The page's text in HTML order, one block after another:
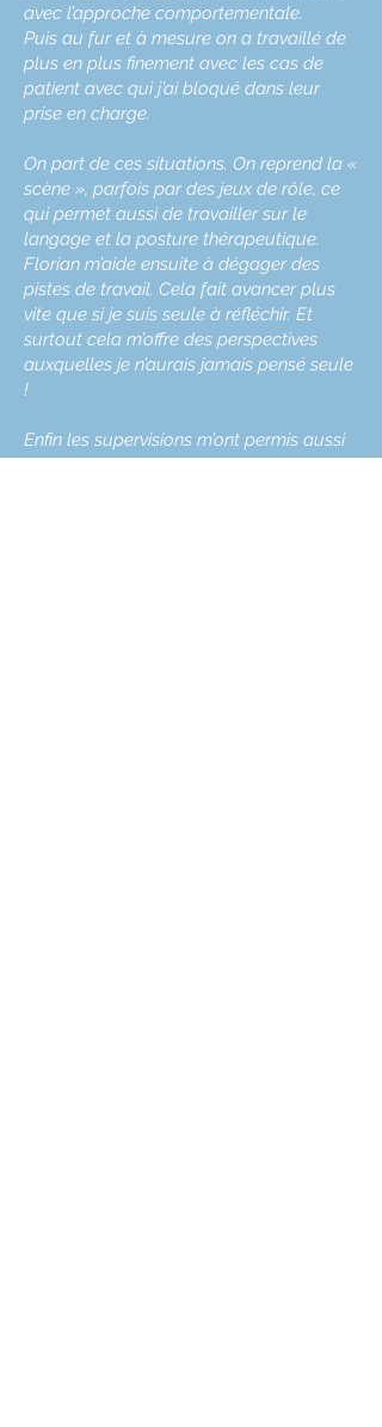
avec l’approche comportementale.
Puis au fur et à mesure on a travaillé de
plus en plus finement avec les cas de
patient avec qui j’ai bloqué dans leur
prise en charge.
On part de ces situations. On reprend la «
scène », parfois par des jeux de rôle, ce
qui permet aussi de travailler sur le
langage et la posture thérapeutique.
Florian m’aide ensuite à dégager des
pistes de travail. Cela fait avancer plus
vite que si je suis seule à réfléchir. Et
surtout cela m’offre des perspectives
auxquelles je n’aurais jamais pensé seule
!
Enfin les supervisions m’ont permis aussi
de travailler sur ma propre « matrice » et